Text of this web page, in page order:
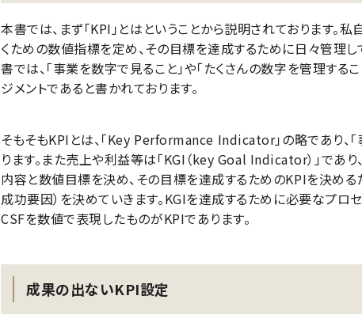
本書では、まず「KPI」とはということから説明されております。
くための数値指標を定め、その目標を達成するために日々管理し
書では、「事業を数字で見ること」や「たくさんの数字を管理する
ジメントであると書かれております。
そもそもKPIとは、「Key Performance Indicator」の略であり、「
ります。また売上や利益等は「KGI（key Goal Indicator）」であ
内容と数値目標を決め、その目標を達成するためのKPIを決め
成功要因）を決めていきます。KGIを達成するために必要なプロ
CSFを数値で表現したものがKPIであります。
成果の出ないKPI設定